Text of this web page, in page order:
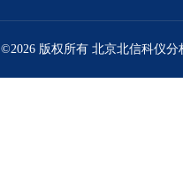
©2026 版权所有 北京北信科仪